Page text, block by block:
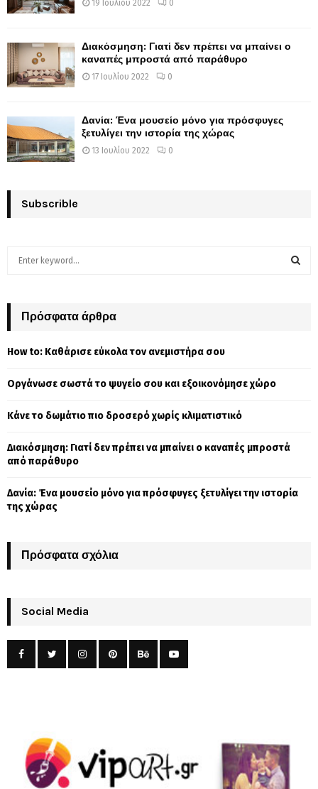
19 Ιουλίου 2022 0
Διακόσμηση: Γιατί δεν πρέπει να μπαίνει ο
καναπές μπροστά από παράθυρο
17 Ιουλίου 2022 0
Δανία: Ένα μουσείο μόνο για πρόσφυγες
ξετυλίγει την ιστορία της χώρας
13 Ιουλίου 2022 0
Subscrible
h
o
:
Πρόσφατα άρθρα
How to: Καθάρισε εύκολα τον ανεμιστήρα σου
Οργάνωσε σωστά το ψυγείο σου και εξοικονόμησε χώρο
Κάνε το δωμάτιο πιο δροσερό χωρίς κλιματιστικό
Διακόσμηση: Γιατί δεν πρέπει να μπαίνει ο καναπές μπροστά
από παράθυρο
Δανία: Ένα μουσείο μόνο για πρόσφυγες ξετυλίγει την ιστορία
της χώρας
Πρόσφατα σχόλια
Social Media